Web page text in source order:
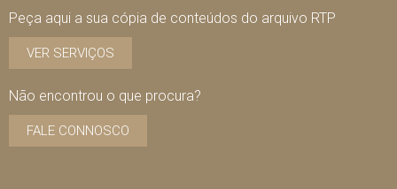
Peça aqui a sua cópia de conteúdos do arquivo RTP
VER SERVIÇOS
Não encontrou o que procura?
FALE CONNOSCO